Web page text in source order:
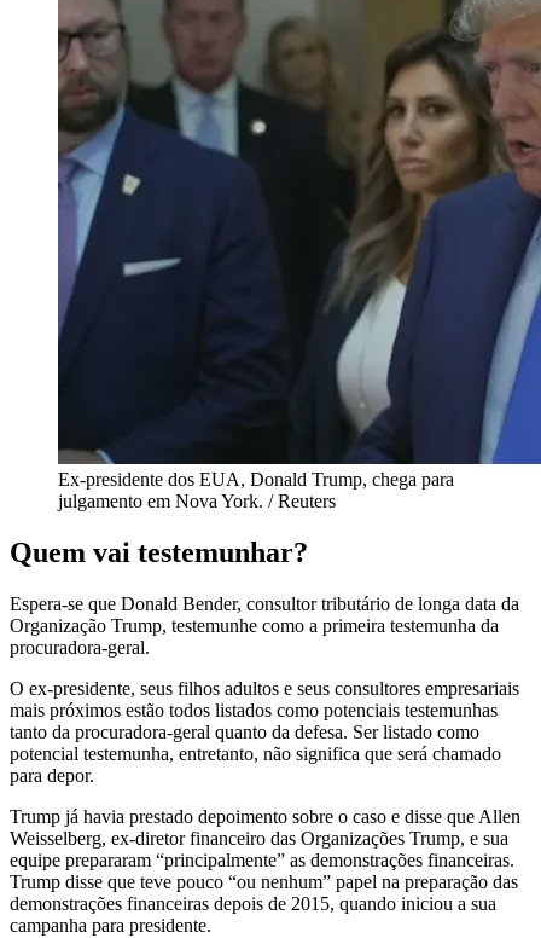
Ex-presidente dos EUA, Donald Trump, chega para
julgamento em Nova York. / Reuters
Quem vai testemunhar?
Espera-se que Donald Bender, consultor tributário de longa data da
Organização Trump, testemunhe como a primeira testemunha da
procuradora-geral.
O ex-presidente, seus filhos adultos e seus consultores empresariais
mais próximos estão todos listados como potenciais testemunhas
tanto da procuradora-geral quanto da defesa. Ser listado como
potencial testemunha, entretanto, não significa que será chamado
para depor.
Trump já havia prestado depoimento sobre o caso e disse que Allen
Weisselberg, ex-diretor financeiro das Organizações Trump, e sua
equipe prepararam “principalmente” as demonstrações financeiras.
Trump disse que teve pouco “ou nenhum” papel na preparação das
demonstrações financeiras depois de 2015, quando iniciou a sua
campanha para presidente.